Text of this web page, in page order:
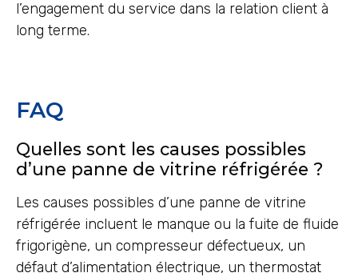
l’engagement du service dans la relation client à
long terme.
FAQ
Quelles sont les causes possibles
d’une panne de vitrine réfrigérée ?
Les causes possibles d’une panne de vitrine
réfrigérée incluent le manque ou la fuite de fluide
frigorigène, un compresseur défectueux, un
défaut d’alimentation électrique, un thermostat